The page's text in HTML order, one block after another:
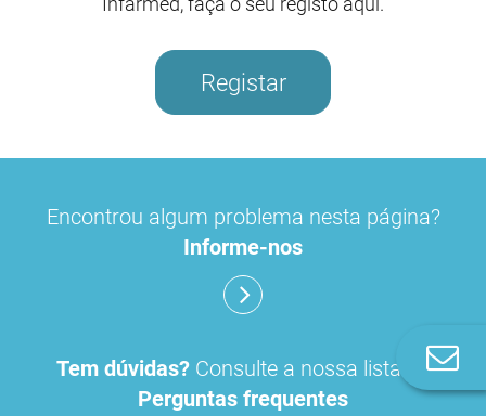
Registar
Encontrou algum problema nesta página?
Informe-nos
Tem dúvidas? Consulte a nossa lista de
Perguntas frequentes